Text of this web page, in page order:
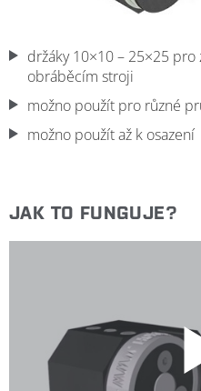
držáky 10×10 – 25×25
obráběcím stroji
možno použít pro různé
možno použít až k osazení
JAK TO FUNGUJE?